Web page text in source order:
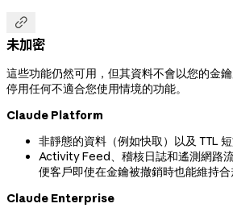

未加密
這些功能仍然可用，但其資料不會以您的金
停用任何不適合您使用情境的功能。
Claude Platform
非靜態的資料（例如快取）以及 TTL 短
Activity Feed、稽核日誌和遙測網路
便客戶即使在金鑰被撤銷時也能維持合
Claude Enterprise